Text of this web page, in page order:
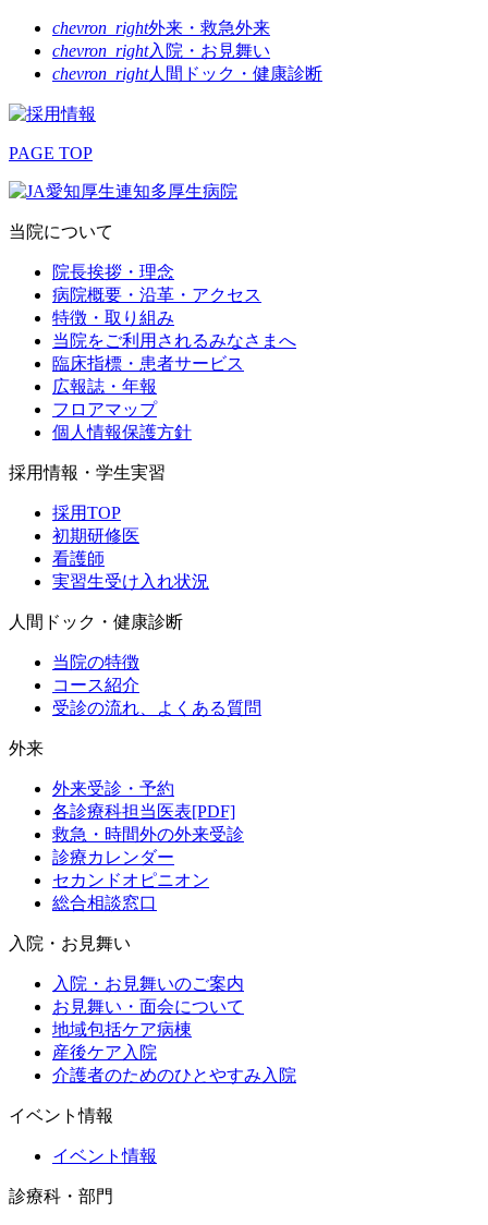
chevron_right外来・救急外来
chevron_right入院・お見舞い
chevron_right人間ドック・健康診断
PAGE TOP
当院について
院長挨拶・理念
病院概要・沿革・アクセス
特徴・取り組み
当院をご利用されるみなさまへ
臨床指標・患者サービス
広報誌・年報
フロアマップ
個人情報保護方針
採用情報・学生実習
採用TOP
初期研修医
看護師
実習生受け入れ状況
人間ドック・健康診断
当院の特徴
コース紹介
受診の流れ、よくある質問
外来
外来受診・予約
各診療科担当医表[PDF]
救急・時間外の外来受診
診療カレンダー
セカンドオピニオン
総合相談窓口
入院・お見舞い
入院・お見舞いのご案内
お見舞い・面会について
地域包括ケア病棟
産後ケア入院
介護者のためのひとやすみ入院
イベント情報
イベント情報
診療科・部門